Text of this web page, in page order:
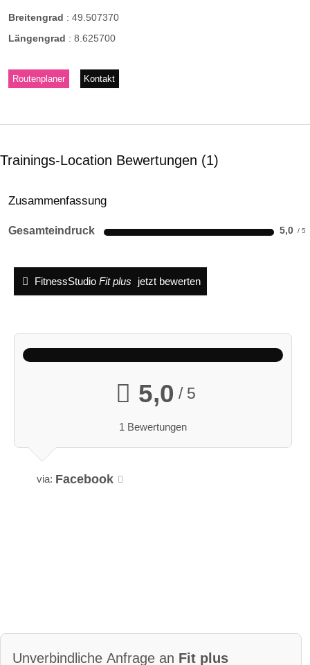
Breitengrad : 49.507370
Längengrad : 8.625700
Routenplaner Kontakt
Trainings-Location Bewertungen 1
Zusammenfassung
Gesamteindruck 5,0
FitnessStudio Fit plus jetzt bewerten
5,0 / 5
1 Bewertungen
via: Facebook
Unverbindliche Anfrage an Fit plus